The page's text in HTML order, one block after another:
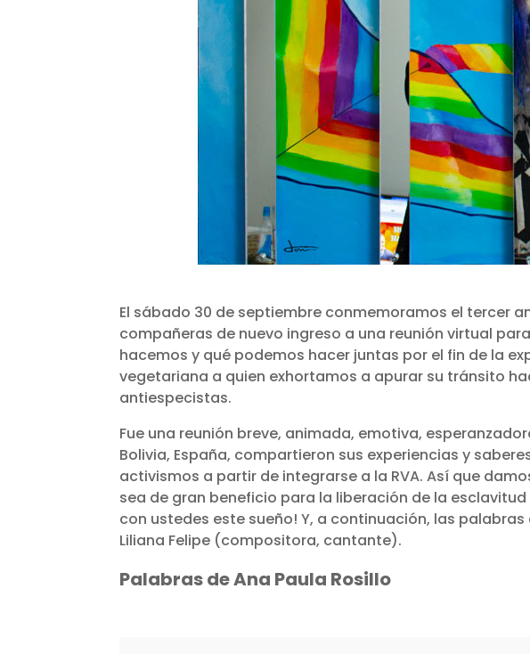
El sábado 30 de septiembre conmemoramos el tercer
compañeras de nuevo ingreso a una reunión virtual
hacemos y qué podemos hacer juntas por el fin de la
vegetariana a quien exhortamos a apurar su tránsito
antiespecistas.
Fue una reunión breve, animada, emotiva,
Bolivia, España, compartieron sus experiencias y
activismos a partir de integrarse a la RVA. Así que
sea de gran beneficio para la liberación de la
con ustedes este sueño! Y, a continuación, las
Liliana Felipe (compositora, cantante).
Palabras de Ana Paula Rosillo